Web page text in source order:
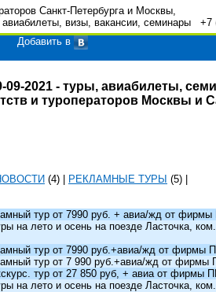
Санкт-Петербурга и Москвы,
визы, вакансии, семинары +7
Добавить в
09-2021 - туры, авиабилеты,
и туроператоров Москвы и
(4) РЕКЛАМНЫЕ ТУРЫ (5)
тур от 7990 руб. + авиа/жд от
на лето и осень на поезде Ласточка,
тур от 7990 руб.+авиа/жд от фирмы
тур от 7 990 руб.+авиа/жд от фирмы
тур от 27 850 руб, + авиа от фирмы
на лето и осень на поезде Ласточка,